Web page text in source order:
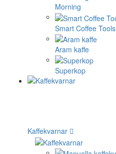
Morning
Smart Coffee Tools
Aram kaffe
Superkop
Kaffekvarnar